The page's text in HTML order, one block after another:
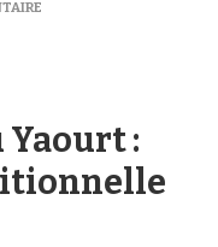
SUR
Yaourt :